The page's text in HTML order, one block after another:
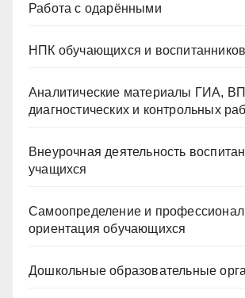
Работа с одарёнными
НПК обучающихся и воспитанников
Аналитические материалы ГИА,
диагностических и контрольных
Внеурочная деятельность
учащихся
Самоопределение и
ориентация обучающихся
Дошкольные образовательные